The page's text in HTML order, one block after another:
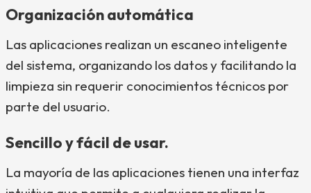
Organización automática
Las aplicaciones realizan un escaneo inteligente
del sistema, organizando los datos y facilitando la
limpieza sin requerir conocimientos técnicos por
parte del usuario.
Sencillo y fácil de usar.
La mayoría de las aplicaciones tienen una interfaz